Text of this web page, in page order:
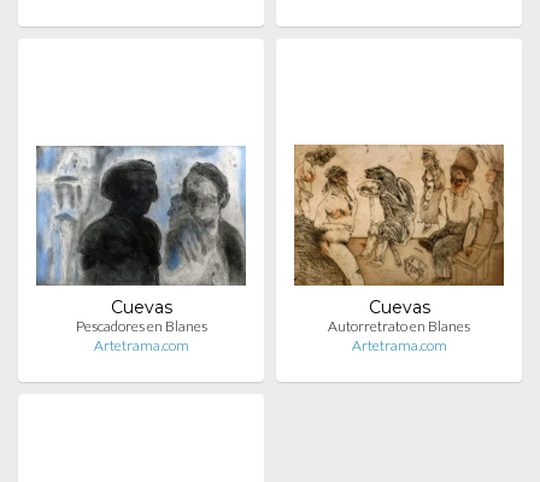
Cuevas
Pescadores en Blanes
Artetrama.com
Cuevas
Autorretrato en Blanes
Artetrama.com